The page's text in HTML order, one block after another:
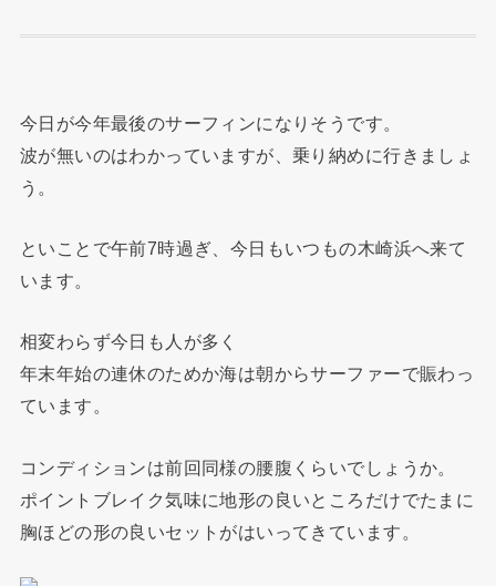
今日が今年最後のサーフィンになりそうです。
波が無いのはわかっていますが、乗り納めに行きましょ
う。
といことで午前7時過ぎ、今日もいつもの木崎浜へ来て
います。
相変わらず今日も人が多く
年末年始の連休のためか海は朝からサーファーで賑わっ
ています。
コンディションは前回同様の腰腹くらいでしょうか。
ポイントブレイク気味に地形の良いところだけでたまに
胸ほどの形の良いセットがはいってきています。